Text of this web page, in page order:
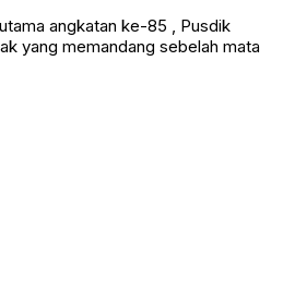
angkatan ke-85 , Pusdik
yang memandang sebelah mata